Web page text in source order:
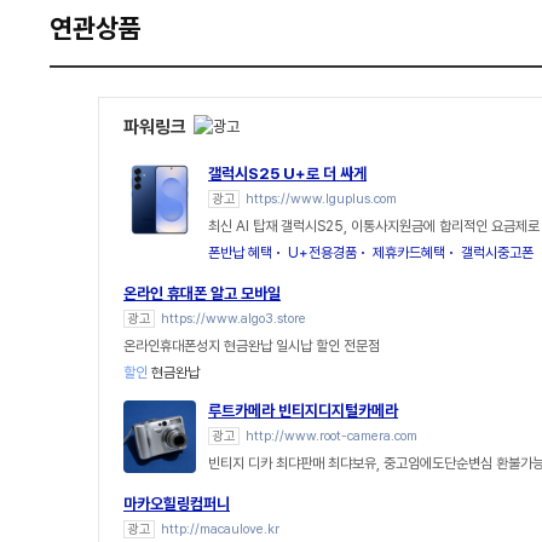
연관상품
파워링크
갤럭시S25 U+로 더 싸게
광고 https://www.lguplus.com
최신 AI 탑재 갤럭시S25, 이통사지원금에 합리적인 요금제
폰반납 혜택
U+전용경품 제휴카드혜택 갤럭시중고폰
온라인 휴대폰 알고 모바일
광고 https://www.algo3.store
온라인휴대폰성지 현금완납 일시납 할인 전문점
할인 현금완납
루트카메라 빈티지디지털카메라
광고 http://www.root-camera.com
빈티지 디카 최댜판매 최댜보유, 중고임에도단순변심 환불가
마카오힐링컴퍼니
광고 http://macaulove.kr